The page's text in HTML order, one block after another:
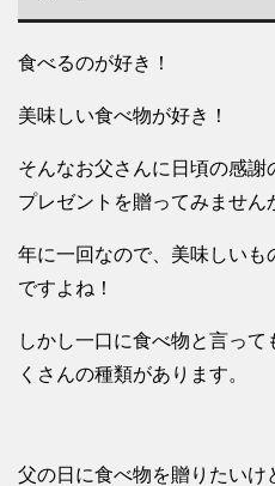
食べるのが好き！
美味しい食べ物が好き！
そんなお父さんに日頃の感
プレゼントを贈ってみません
年に一回なので、美味しい
ですよね！
しかし一口に食べ物と言っ
くさんの種類があります。
父の日に食べ物を贈りたい